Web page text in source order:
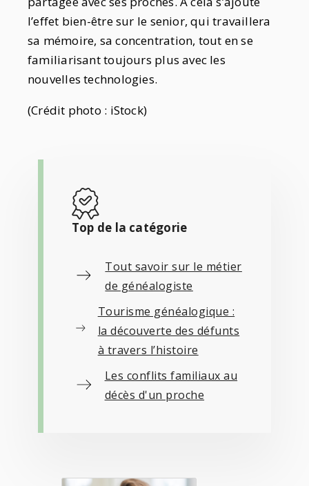
l’effet bien-être sur le senior, qui travaillera
sa mémoire, sa concentration, tout en se
familiarisant toujours plus avec les
nouvelles technologies.
(Crédit photo : iStock)
Top de la catégorie
Tout savoir sur le métier
de généalogiste
Tourisme généalogique :
la découverte des défunts
à travers l’histoire
Les conflits familiaux au
décès d'un proche